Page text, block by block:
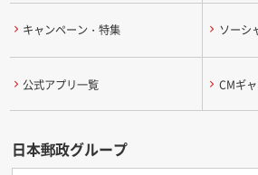
キャンペーン・特集 ソーシ
公式アプリ一覧 CMギ